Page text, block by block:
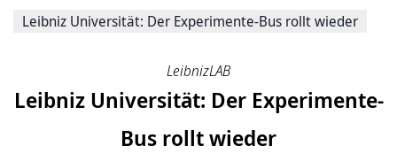
Seite
Leibniz Universität: Der Experimente-Bus rollt wieder
LeibnizLAB
Leibniz Universität: Der Experimente-
Bus rollt wieder